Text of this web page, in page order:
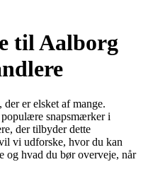
til Aalborg
er elsket af mange.
populære snapsmærker i
der tilbyder dette
vi udforske, hvor du kan
og hvad du bør overveje, når